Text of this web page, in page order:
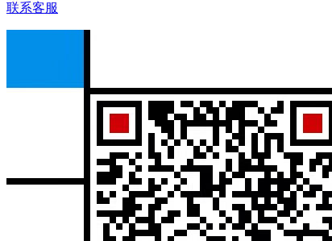
联系客服